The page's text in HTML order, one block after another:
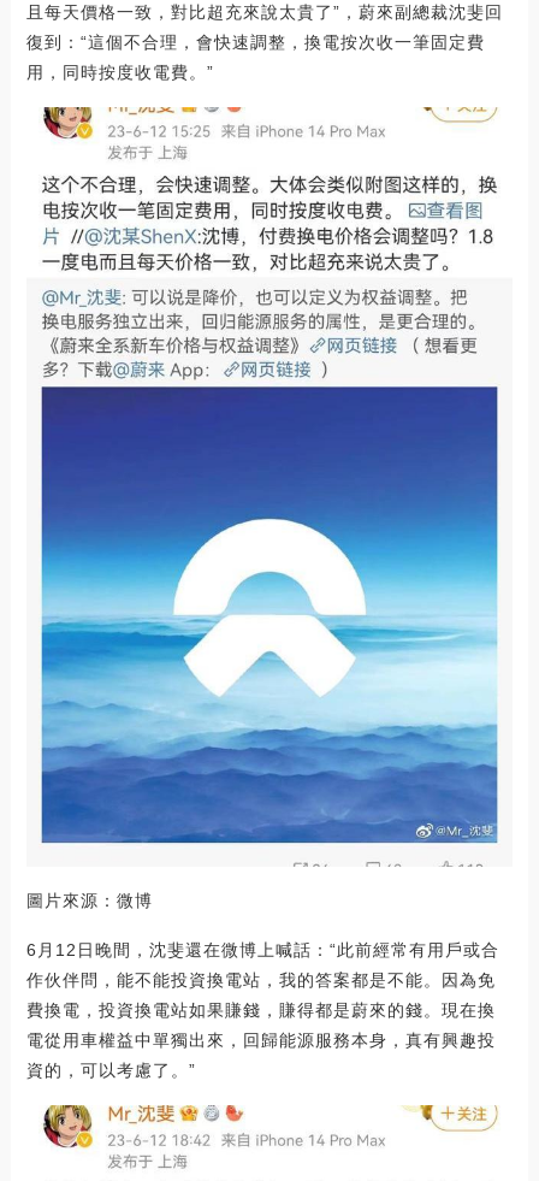
且每天價格一致，對比超充來說太貴了”，蔚來副總裁沈斐回
復到：“這個不合理，會快速調整，換電按次收一筆固定費
用，同時按度收電費。”
圖片來源：微博
6月12日晚間，沈斐還在微博上喊話：“此前經常有用戶或合
作伙伴問，能不能投資換電站，我的答案都是不能。因為免
費換電，投資換電站如果賺錢，賺得都是蔚來的錢。現在換
電從用車權益中單獨出來，回歸能源服務本身，真有興趣投
資的，可以考慮了。”